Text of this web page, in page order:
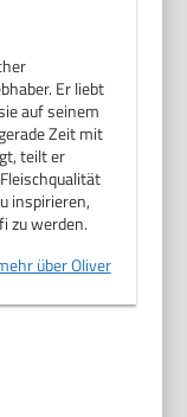
Er liebt
auf seinem
Zeit mit
teilt er
inspirieren,
zu werden.
über Oliver